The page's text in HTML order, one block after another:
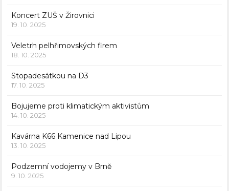
Koncert ZUŠ v Žirovnici
19. 10. 2025
Veletrh pelhřimovských firem
18. 10. 2025
Stopadesátkou na D3
17. 10. 2025
Bojujeme proti klimatickým aktivistům
14. 10. 2025
Kavárna K66 Kamenice nad Lipou
13. 10. 2025
Podzemní vodojemy v Brně
9. 10. 2025